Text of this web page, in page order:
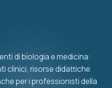
di biologia e medicina:
clinici, risorse didattiche
per i professionisti della